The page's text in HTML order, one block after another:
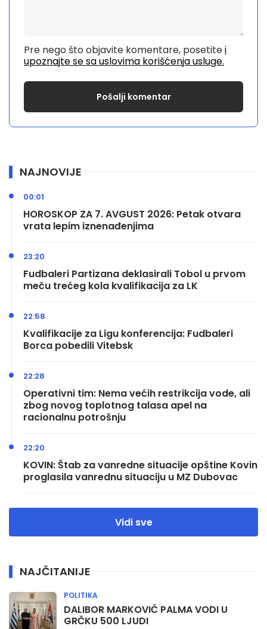
Pre nego što objavite komentare, posetitei
upoznajte se sa uslovima korišćenja usluge.
NAJNOVIJE
HOROSKOP ZA 7. AVGUST 2026: Petak otvara
vrata lepim iznenađenjima
00:01
Fudbaleri Partizana deklasirali Tobol u prvom
meču trećeg kola kvalifikacija za LK
23:20
Kvalifikacije za Ligu konferencija: Fudbaleri
Borca pobedili Vitebsk
22:58
Operativni tim: Nema većih restrikcija vode, ali
zbog novog toplotnog talasa apel na
racionalnu potrošnju
22:28
KOVIN: Štab za vanredne situacije opštine Kovin
proglasila vanrednu situaciju u MZ Dubovac
22:20
Vidi sve
NAJČITANIJE
DALIBOR MARKOVIĆ PALMA VODI U
GRČKU 500 LJUDI
POLITIKA